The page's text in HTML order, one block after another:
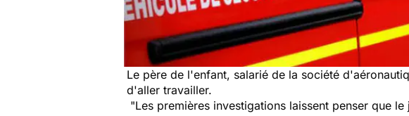
Le père de l'enfant, salarié de la société
d'aller travailler.
"Les premières investigations laissent penser que